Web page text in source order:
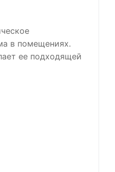
в помещениях.
ее подходящей